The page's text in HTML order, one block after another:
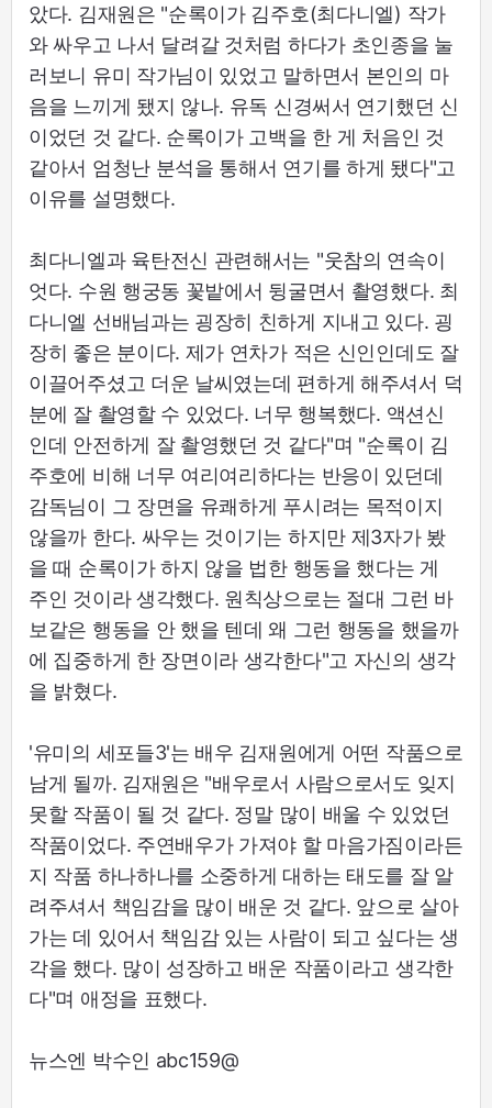
았다. 김재원은 "순록이가 김주호(최다니엘) 작가
와 싸우고 나서 달려갈 것처럼 하다가 초인종을 눌
러보니 유미 작가님이 있었고 말하면서 본인의 마
음을 느끼게 됐지 않나. 유독 신경써서 연기했던 신
이었던 것 같다. 순록이가 고백을 한 게 처음인 것
같아서 엄청난 분석을 통해서 연기를 하게 됐다"고
이유를 설명했다.
최다니엘과 육탄전신 관련해서는 "웃참의 연속이
엇다. 수원 행궁동 꽃밭에서 뒹굴면서 촬영했다. 최
다니엘 선배님과는 굉장히 친하게 지내고 있다. 굉
장히 좋은 분이다. 제가 연차가 적은 신인인데도 잘
이끌어주셨고 더운 날씨였는데 편하게 해주셔서 덕
분에 잘 촬영할 수 있었다. 너무 행복했다. 액션신
인데 안전하게 잘 촬영했던 것 같다"며 "순록이 김
주호에 비해 너무 여리여리하다는 반응이 있던데
감독님이 그 장면을 유쾌하게 푸시려는 목적이지
않을까 한다. 싸우는 것이기는 하지만 제3자가 봤
을 때 순록이가 하지 않을 법한 행동을 했다는 게
주인 것이라 생각했다. 원칙상으로는 절대 그런 바
보같은 행동을 안 했을 텐데 왜 그런 행동을 했을까
에 집중하게 한 장면이라 생각한다"고 자신의 생각
을 밝혔다.
'유미의 세포들3'는 배우 김재원에게 어떤 작품으로
남게 될까. 김재원은 "배우로서 사람으로서도 잊지
못할 작품이 될 것 같다. 정말 많이 배울 수 있었던
작품이었다. 주연배우가 가져야 할 마음가짐이라든
지 작품 하나하나를 소중하게 대하는 태도를 잘 알
려주셔서 책임감을 많이 배운 것 같다. 앞으로 살아
가는 데 있어서 책임감 있는 사람이 되고 싶다는 생
각을 했다. 많이 성장하고 배운 작품이라고 생각한
다"며 애정을 표했다.
뉴스엔 박수인 abc159@